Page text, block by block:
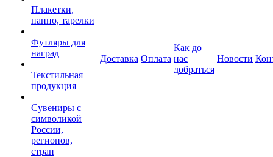
Плакетки,
панно, тарелки
Футляры для
наград
Текстильная
продукция
Сувениры с
символикой
России,
регионов,
стран
Доставка Оплата
Как до
нас
добраться
Новости